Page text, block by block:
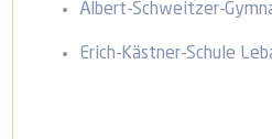
Albert-Schweitzer-
Erich-Kästner-Schule